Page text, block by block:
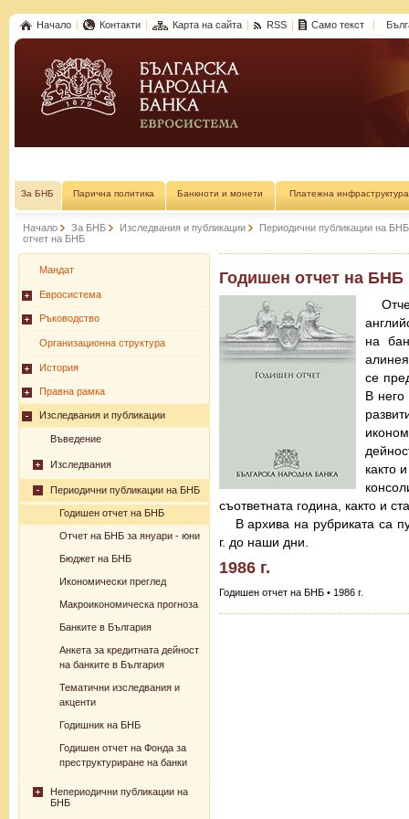
Начало Контакти Карта на сайта RSS Само текст
За БНБ Парична политика Банкноти и монети Платежна инфраструктура
Начало За БНБ Изследвания и публикации
Периодични публикации на БНБ
отчет на БНБ
Мандат
Евросистема
Ръководство
Организационна структура
История
Правна рамка
Изследвания и публикации
Въведение
Изследвания
Периодични публикации на БНБ
Годишен отчет на БНБ
Отчет на БНБ за януари - юни
Бюджет на БНБ
Икономически преглед
Макроикономическа прогноза
Банките в България
Анкета за кредитната дейност
на банките в България
Тематични изследвания и
акценти
Годишник на БНБ
Годишен отчет на Фонда за
преструктуриране на банки
Непериодични публикации на
БНБ
Годишен отчет на БНБ
на
се
В
както
съответната година, както и
В архива на рубриката са
г. до наши дни.
1986 г.
Годишен отчет на БНБ • 1986 г.